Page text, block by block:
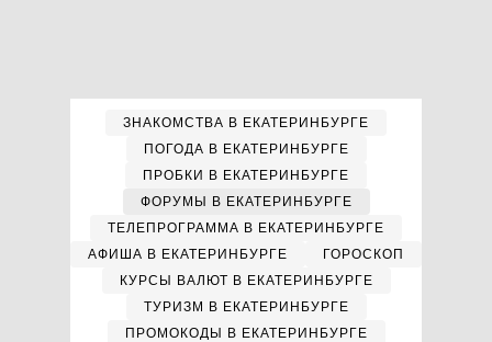
ЗНАКОМСТВА В ЕКАТЕРИНБУРГЕ
ПОГОДА В ЕКАТЕРИНБУРГЕ
ПРОБКИ В ЕКАТЕРИНБУРГЕ
ФОРУМЫ В ЕКАТЕРИНБУРГЕ
ТЕЛЕПРОГРАММА В ЕКАТЕРИНБУРГЕ
АФИША В ЕКАТЕРИНБУРГЕ
ГОРОСКОП
КУРСЫ ВАЛЮТ В ЕКАТЕРИНБУРГЕ
ТУРИЗМ В ЕКАТЕРИНБУРГЕ
ПРОМОКОДЫ В ЕКАТЕРИНБУРГЕ